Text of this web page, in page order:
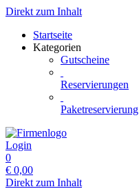
Direkt zum Inhalt
Startseite
Kategorien
Gutscheine
Reservierungen
Paketreservierung
Login
0
€ 0,00
Direkt zum Inhalt